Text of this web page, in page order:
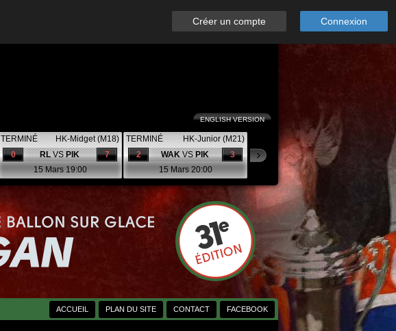
Connexion
Créer un compte
ENGLISH VERSION
TERMINÉ
HK-Midget (M18)
7
0 RLVSPIK
15 Mars 19:00
TERMINÉ
HK-Junior (M21)
3
2 WAKVSPIK
15 Mars 20:00
FACEBOOK
CONTACT
PLAN DU SITE
ACCUEIL